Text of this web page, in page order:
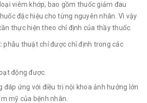
viêm khớp, bao gồm thuốc giảm đau
đặc hiệu cho từng nguyên nhân. Vì vậy
thực hiện theo chỉ định của thầy thuốc.
phẫu thuật chỉ được chỉ định trong các
động được.
đáp ứng với điều trị nội khoa ảnh hưởng lớn
mỹ của bệnh nhân.